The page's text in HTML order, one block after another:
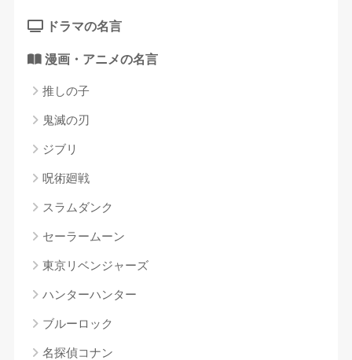
ドラマの名言
漫画・アニメの名言
推しの子
鬼滅の刃
ジブリ
呪術廻戦
スラムダンク
セーラームーン
東京リベンジャーズ
ハンターハンター
ブルーロック
名探偵コナン